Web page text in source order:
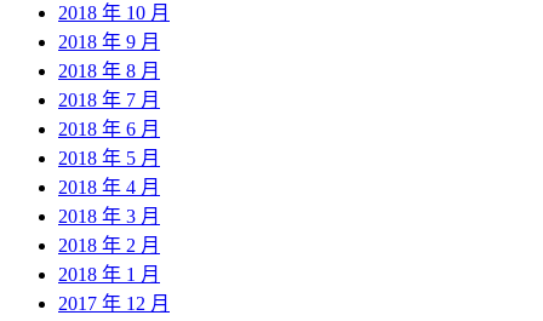
2018 年 10 月
2018 年 9 月
2018 年 8 月
2018 年 7 月
2018 年 6 月
2018 年 5 月
2018 年 4 月
2018 年 3 月
2018 年 2 月
2018 年 1 月
2017 年 12 月